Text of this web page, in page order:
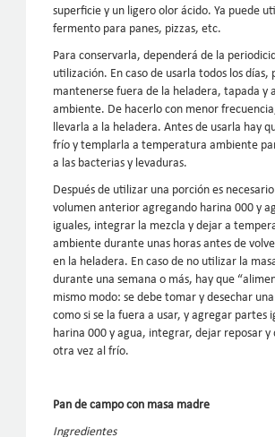
superficie y un ligero olor ácido. Ya puede
fermento para panes, pizzas, etc.
Para conservarla, dependerá de la
utilización. En caso de usarla todos los días,
mantenerse fuera de la heladera, tapada y
ambiente. De hacerlo con menor
llevarla a la heladera. Antes de usarla hay
frío y templarla a temperatura ambiente
a las bacterias y levaduras.
Después de utilizar una porción es
volumen anterior agregando harina 000 y
iguales, integrar la mezcla y dejar a
ambiente durante unas horas antes de
en la heladera. En caso de no utilizar la
durante una semana o más, hay que
mismo modo: se debe tomar y desechar
como si se la fuera a usar, y agregar partes
harina 000 y agua, integrar, dejar reposar y
otra vez al frío.
Pan de campo con masa madre
Ingredientes